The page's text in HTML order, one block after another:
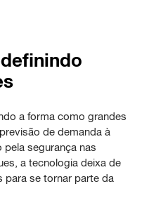
a forma como grandes
de demanda à
segurança nas
a tecnologia deixa de
para se tornar parte da